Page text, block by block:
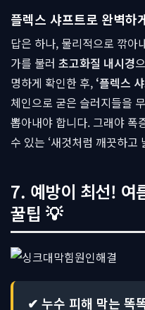
플렉스 샤프트로 완벽하
답은 하나, 물리적으로 깎아
가를 불러 초고화질 내시경
명하게 확인한 후, ‘플렉스
체인으로 굳은 슬러지들을
뽑아내야 합니다. 그래야 폭
수 있는 ‘새것처럼 깨끗하고
7. 예방이 최선! 여
꿀팁 💡
✔ 누수 피해 막는 똑